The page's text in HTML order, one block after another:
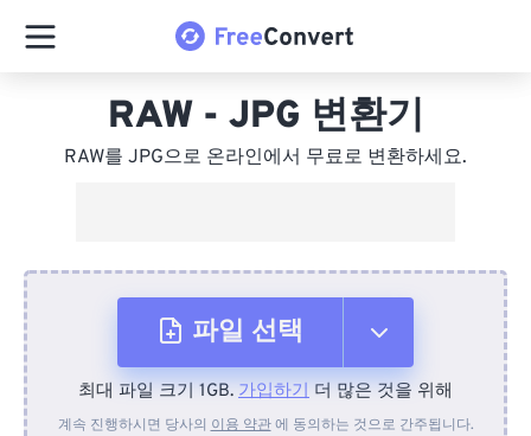
RAW - JPG 변환기
RAW를 JPG으로 온라인에서 무료로 변환하세요.
파일 선택
장치에서
최대 파일 크기 1GB. 가입하기 더 많은 것을 위해
계속 진행하시면 당사의 이용 약관에 동의하는 것으로 간주됩니다.